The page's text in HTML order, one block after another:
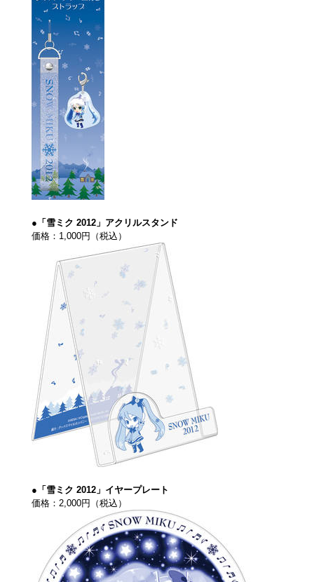
●「雪ミク 2012」アクリルスタンド
価格：1,000円（税込）
●「雪ミク 2012」イヤープレート
価格：2,000円（税込）